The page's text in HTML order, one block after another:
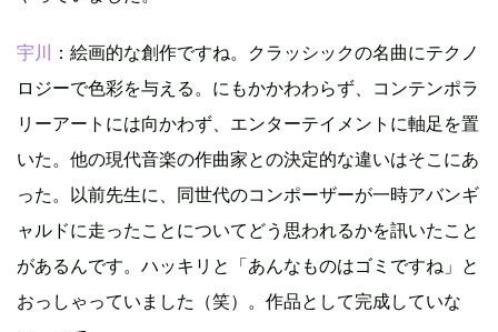
宇川 ：絵画的な創作ですね。クラッシックの名曲にテクノ
ロジーで色彩を与える。にもかかわわらず、コンテンポラ
リーアートには向かわず、エンターテイメントに軸足を置
いた。他の現代音楽の作曲家との決定的な違いはそこにあ
った。以前先生に、同世代のコンポーザーが一時アバンギ
ャルドに走ったことについてどう思われるかを訊いたこと
があるんです。ハッキリと「あんなものはゴミですね」と
おっしゃっていました（笑）。作品として完成していな